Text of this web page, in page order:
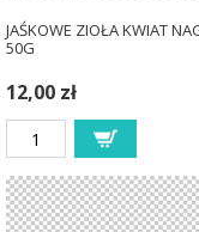
JAŚKOWE ZIOŁA KWIAT
50G
12,00 zł